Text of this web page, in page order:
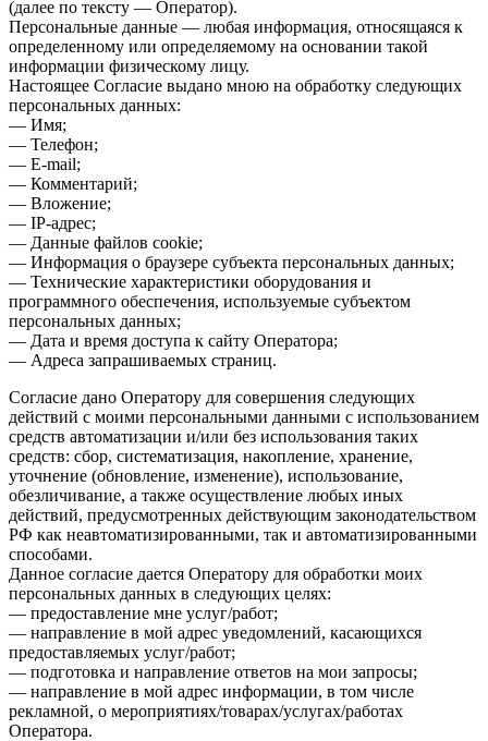
(далее по тексту — Оператор).
Персональные данные — любая информация, относящаяся к
определенному или определяемому на основании такой
информации физическому лицу.
Настоящее Согласие выдано мною на обработку следующих
персональных данных:
— Имя;
— Телефон;
— E-mail;
— Комментарий;
— Вложение;
— IP-адрес;
— Данные файлов cookie;
— Информация о браузере субъекта персональных данных;
— Технические характеристики оборудования и
программного обеспечения, используемые субъектом
персональных данных;
— Дата и время доступа к сайту Оператора;
— Адреса запрашиваемых страниц.
Согласие дано Оператору для совершения следующих
действий с моими персональными данными с использованием
средств автоматизации и/или без использования таких
средств: сбор, систематизация, накопление, хранение,
уточнение (обновление, изменение), использование,
обезличивание, а также осуществление любых иных
действий, предусмотренных действующим законодательством
РФ как неавтоматизированными, так и автоматизированными
способами.
Данное согласие дается Оператору для обработки моих
персональных данных в следующих целях:
— предоставление мне услуг/работ;
— направление в мой адрес уведомлений, касающихся
предоставляемых услуг/работ;
— подготовка и направление ответов на мои запросы;
— направление в мой адрес информации, в том числе
рекламной, о мероприятиях/товарах/услугах/работах
Оператора.